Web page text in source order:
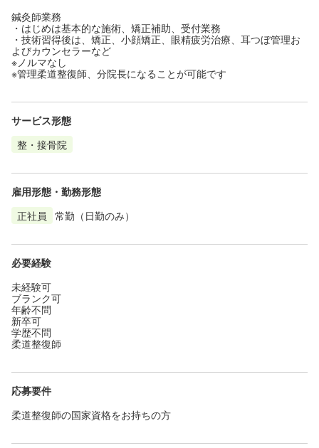
鍼灸師業務
・はじめは基本的な施術、矯正補助、受付業務
・技術習得後は、矯正、小顔矯正、眼精疲労治療、耳つぼ管理お
よびカウンセラーなど
※ノルマなし
※管理柔道整復師、分院長になることが可能です
サービス形態
整・接骨院
雇用形態・勤務形態
正社員
常勤（日勤のみ）
必要経験
未経験可
ブランク可
年齢不問
新卒可
学歴不問
柔道整復師
応募要件
柔道整復師の国家資格をお持ちの方